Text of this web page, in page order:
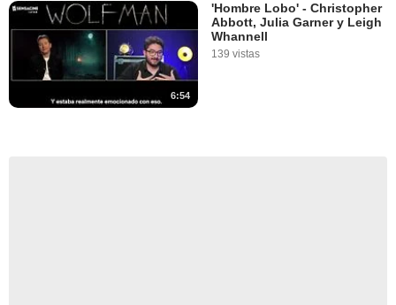
6:54
'Hombre Lobo' - Christopher
Abbott, Julia Garner y Leigh
Whannell
139 vistas